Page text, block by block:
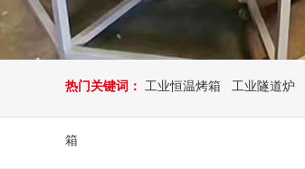
热门关键词： 工业恒温烤箱 工业隧道炉
箱